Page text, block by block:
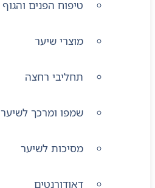
טיפוח הפנים והגוף
מוצרי שיער
תחליבי רחצה
שמפו ומרכך לשיער
מסיכות לשיער
דאודורנטים